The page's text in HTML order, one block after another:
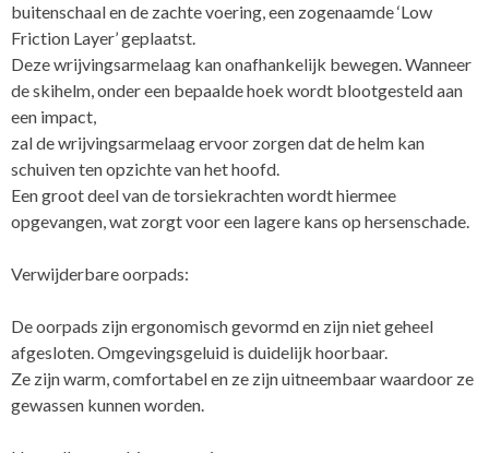
buitenschaal en de zachte voering, een zogenaamde ‘Low
Friction Layer’ geplaatst.
Deze wrijvingsarmelaag kan onafhankelijk bewegen. Wanneer
de skihelm, onder een bepaalde hoek wordt blootgesteld aan
een impact,
zal de wrijvingsarmelaag ervoor zorgen dat de helm kan
schuiven ten opzichte van het hoofd.
Een groot deel van de torsiekrachten wordt hiermee
opgevangen, wat zorgt voor een lagere kans op hersenschade.
Verwijderbare oorpads:
De oorpads zijn ergonomisch gevormd en zijn niet geheel
afgesloten. Omgevingsgeluid is duidelijk hoorbaar.
Ze zijn warm, comfortabel en ze zijn uitneembaar waardoor ze
gewassen kunnen worden.